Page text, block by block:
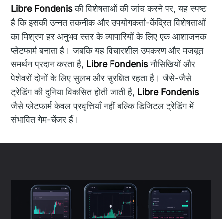
Libre Fondenisकी विशेषताओं की जांच करने पर, यह स्पष्ट
है कि इसकी उन्नत तकनीक और उपयोगकर्ता-केंद्रित विशेषताओं
का मिश्रण हर अनुभव स्तर के व्यापारियों के लिए एक आशाजनक
प्लेटफार्म बनाता है। जबकि यह विचारशील उपकरण और मजबूत
समर्थन प्रदान करता है, Libre Fondenisनौसिखियों और
पेशेवरों दोनों के लिए सुलभ और सुरक्षित रहता है। जैसे-जैसे
ट्रेडिंग की दुनिया विकसित होती जाती है, Libre Fondenis
जैसे प्लेटफार्म केवल प्रवृत्तियाँ नहीं बल्कि डिजिटल ट्रेडिंग में
संभावित गेम-चेंजर हैं।